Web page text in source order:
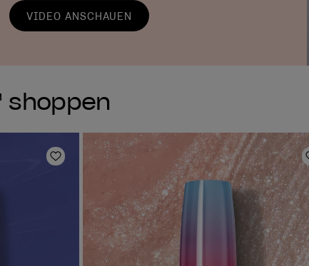
VIDEO ANSCHAUEN
shoppen
Zur Wunschliste hinzufügen